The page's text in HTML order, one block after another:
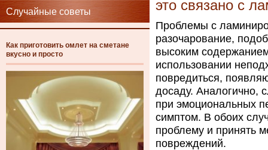
Случайные советы
Как приготовить омлет на сметане
вкусно и просто
это связано с
Проблемы с
разочарование,
высоким
использовании
повредиться,
досаду. Аналогично,
при эмоциональных
симптом. В обоих
проблему и принять
повреждений.